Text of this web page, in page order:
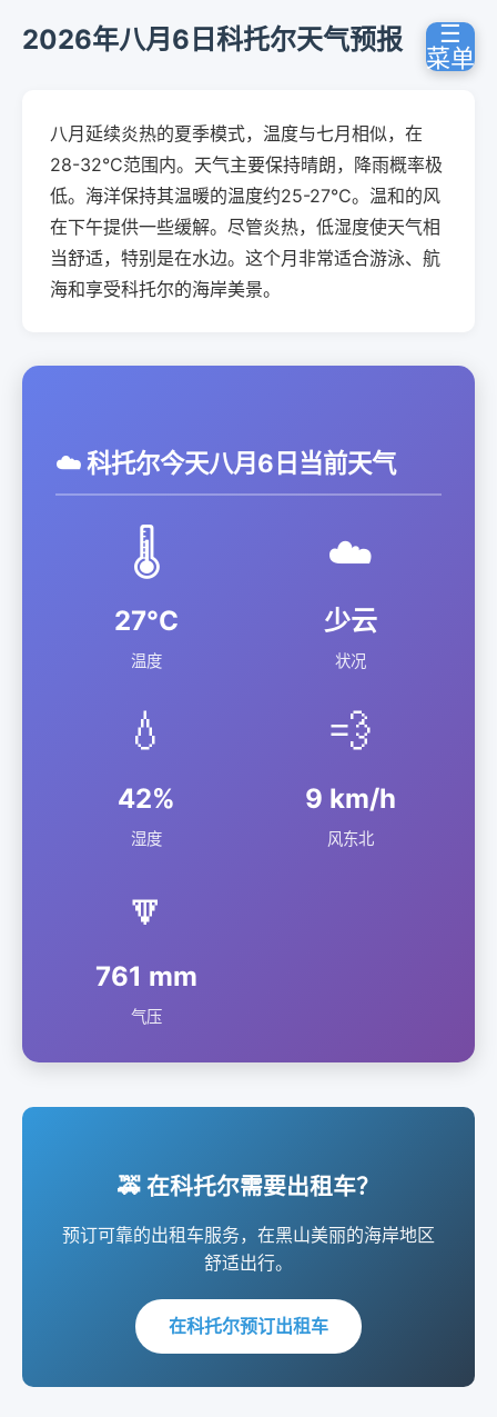
☰
菜单
2026年八月6日科托尔天气预报
八月延续炎热的夏季模式，温度与七月相似，在
28-32°C范围内。天气主要保持晴朗，降雨概率极
低。海洋保持其温暖的温度约25-27°C。温和的风
在下午提供一些缓解。尽管炎热，低湿度使天气相
当舒适，特别是在水边。这个月非常适合游泳、航
海和享受科托尔的海岸美景。
☁️ 科托尔今天八月6日当前天气
🌡️
27°C
温度
☁️
少云
状况
💧
42%
湿度
💨
9 km/h
风东北
🔽
761 mm
气压
🚕 在科托尔需要出租车？
预订可靠的出租车服务，在黑山美丽的海岸地区
舒适出行。
在科托尔预订出租车